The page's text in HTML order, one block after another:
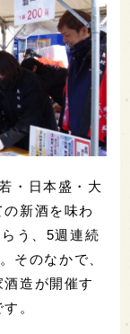
・日本盛・大
新酒を味わ
う、5週連続
そのなかで、
酒造が開催す
。